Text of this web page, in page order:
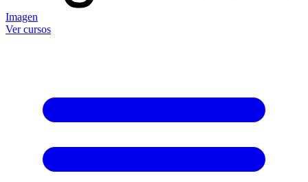
Imagen
Ver cursos